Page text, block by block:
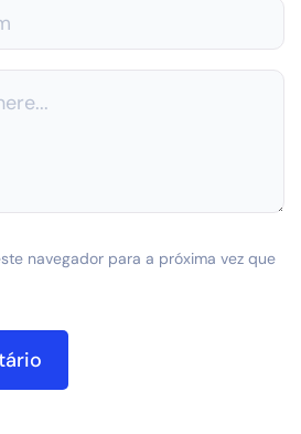
navegador para a próxima vez que